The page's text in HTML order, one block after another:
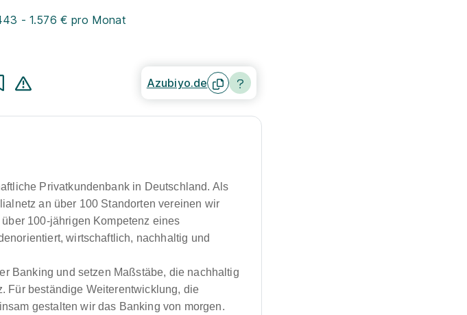
- 1.576 € pro Monat
Azubiyo.de
Privatkundenbank in Deutschland. Als
an über 100 Standorten vereinen wir
100-jährigen Kompetenz eines
wirtschaftlich, nachhaltig und
Banking und setzen Maßstäbe, die nachhaltig
Für beständige Weiterentwicklung, die
gestalten wir das Banking von morgen.